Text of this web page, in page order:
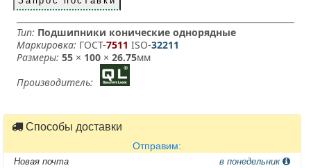
Тип: Подшипники конические однорядные
Маркировка: ГОСТ-7511 ­ ISO-32211
Размеры: 55 × 100 ×26.75мм
Производитель:
Способы доставки
Отправим:
Новая почта
в понедельник